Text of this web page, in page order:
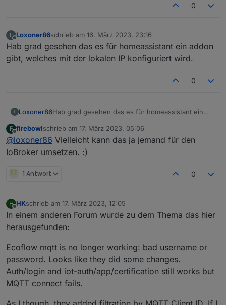
0
L
Offline
Loxoner86schrieb am 16. März 2023, 23:16
zuletzt editiert von
Hab grad gesehen das es für homeassistant ein addon
gibt, welches mit der lokalen IP konfiguriert wird.
0
L Loxoner86Hab grad gesehen das es für homeassistant ein
wird.
F
Offline
firebowlschrieb am 17. März 2023, 05:06
zuletzt editiert von
@loxoner86 Vielleicht kann das ja jemand für den
IoBroker umsetzen. :)
1 Antwort 0
H
Offline
HKschrieb am 17. März 2023, 12:05
zuletzt editiert von
In einem anderen Forum wurde zu dem Thema das hier
herausgefunden:
Ecoflow mqtt is no longer working: bad username or
password. Looks like they did some changes.
Auth/login and iot-auth/app/certification still works but
MQTT connect fails.